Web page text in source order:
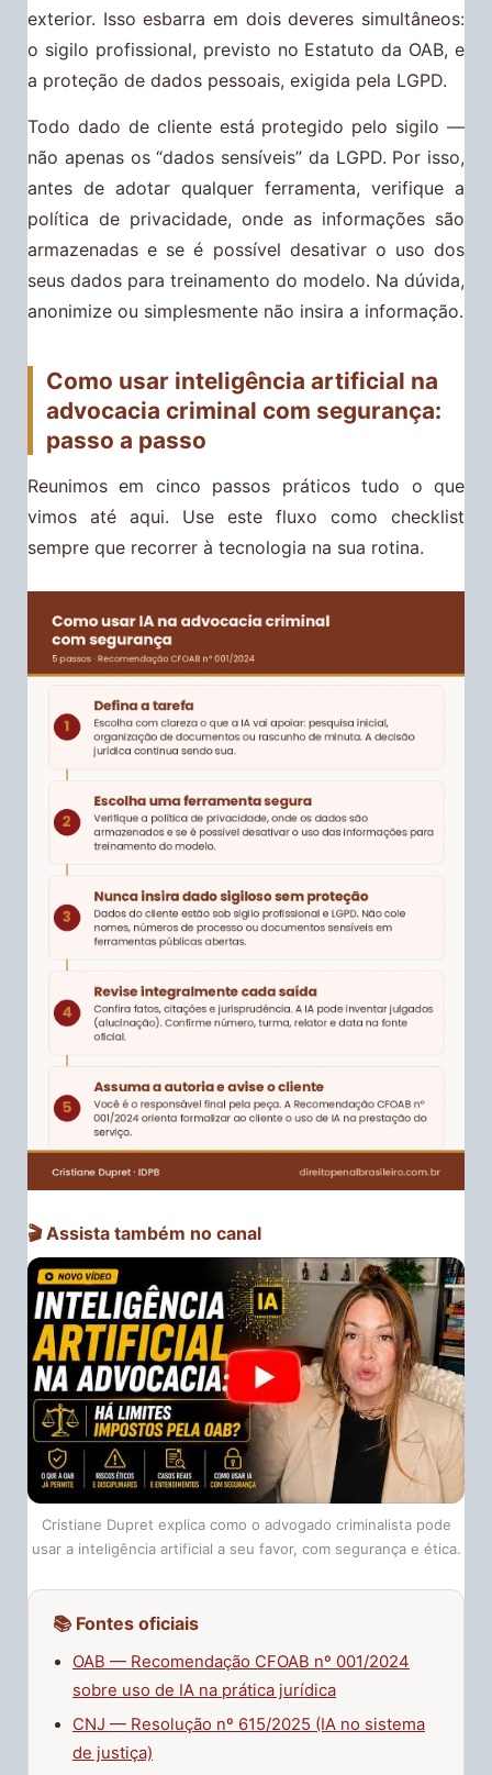
exterior. Isso esbarra em dois deveres simultâneos:
o sigilo profissional, previsto no Estatuto da OAB, e
a proteção de dados pessoais, exigida pela LGPD.
Todo dado de cliente está protegido pelo sigilo —
não apenas os “dados sensíveis” da LGPD. Por isso,
antes de adotar qualquer ferramenta, verifique a
política de privacidade, onde as informações são
armazenadas e se é possível desativar o uso dos
seus dados para treinamento do modelo. Na dúvida,
anonimize ou simplesmente não insira a informação.
Como usar inteligência artificial na
advocacia criminal com segurança:
passo a passo
Reunimos em cinco passos práticos tudo o que
vimos até aqui. Use este fluxo como checklist
sempre que recorrer à tecnologia na sua rotina.
🎬 Assista também no canal
Cristiane Dupret explica como o advogado criminalista pode
usar a inteligência artificial a seu favor, com segurança e ética.
📚 Fontes oficiais
OAB — Recomendação CFOAB nº 001/2024
sobre uso de IA na prática jurídica
CNJ — Resolução nº 615/2025 (IA no sistema
de justiça)